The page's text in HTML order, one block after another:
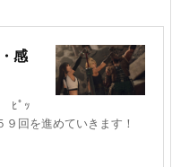
感
ﾟｯ
回を進めていきます！